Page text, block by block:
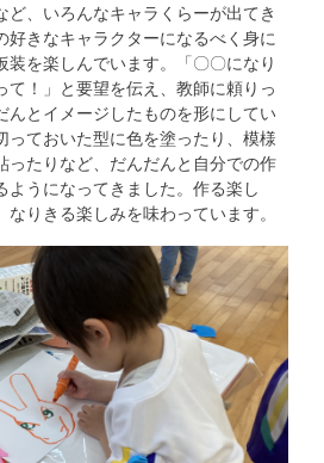
ど、いろんなキャラくらーが出てき
好きなキャラクターになるべく身に
装を楽しんでいます。「〇〇になり
て！」と要望を伝え、教師に頼りっ
んとイメージしたものを形にしてい
っておいた型に色を塗ったり、模様
ったりなど、だんだんと自分での作
ようになってきました。作る楽し
りきる楽しみを味わっています。